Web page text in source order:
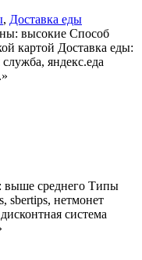
, Доставка еды
высокие Способ
картой Доставка еды:
яндекс.еда
выше среднего Типы
sbertips, нетмонет
система